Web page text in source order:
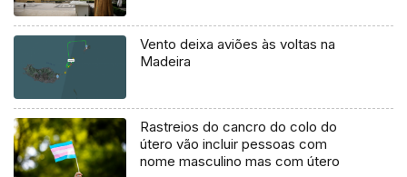
Vento deixa aviões às voltas na
Madeira
Rastreios do cancro do colo do
útero vão incluir pessoas com
nome masculino mas com útero